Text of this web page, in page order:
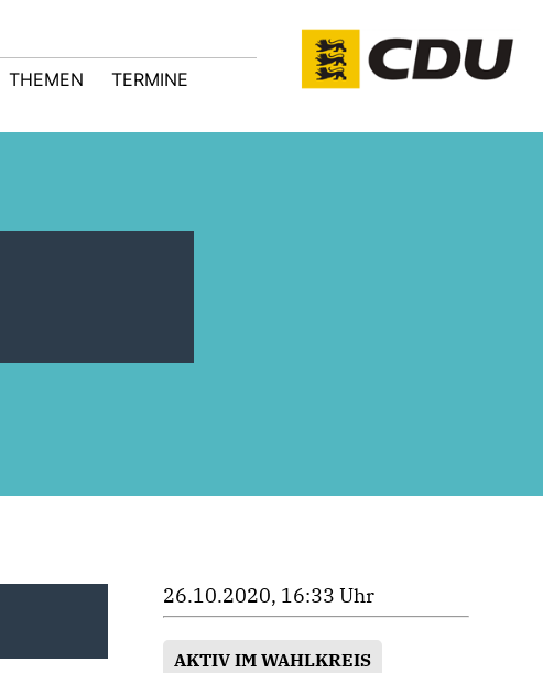
THEMEN
TERMINE
26.10.2020, 16:33 Uhr
AKTIV IM WAHLKREIS